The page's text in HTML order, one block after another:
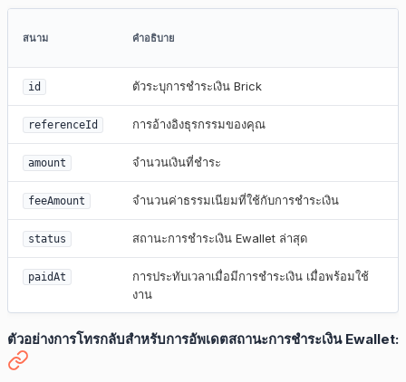
สนาม คำอธิบาย
id ตัวระบุการชำระเงิน Brick
referenceId การอ้างอิงธุรกรรมของคุณ
amount จำนวนเงินที่ชำระ
feeAmount จำนวนค่าธรรมเนียมที่ใช้กับการชำระเงิน
status สถานะการชำระเงิน Ewallet ล่าสุด
paidAt
การประทับเวลาเมื่อมีการชำระเงิน เมื่อพร้อมใช้
งาน
ตัวอย่างการโทรกลับสำหรับการอัพเดตสถานะการชำระเงิน Ewallet: